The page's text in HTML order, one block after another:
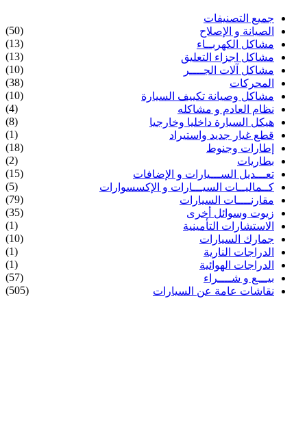
جميع التصنيفات
الصيانة و الإصلاح
(50)
مشاكل الكهربــاء
(13)
مشاكل اجزاء التعليق
(13)
مشاكل آلات الجــــر
(10)
المحركات
(38)
مشاكل وصيانة تكييف السيارة
(10)
نظام العادم و مشاكله
(4)
هيكل السيارة داخليا وخارجيا
(8)
قطع غيار جديد واستيراد
(1)
إطارات وجنوط
(18)
بطاريات
(2)
تعـــديل الســـيارات و الإضافات
(15)
كــماليــات السيـــارات و الإكسسوارات
(5)
مقارنــــات السيارات
(79)
زيوت وسوائل أخرى
(35)
الاستشارات التأمينية
(1)
جمارك السيارات
(10)
الدراجات النارية
(1)
الدراجات الهوائية
(1)
بيـــع و شــــراء
(57)
نقاشات عامة عن السيارات
(505)